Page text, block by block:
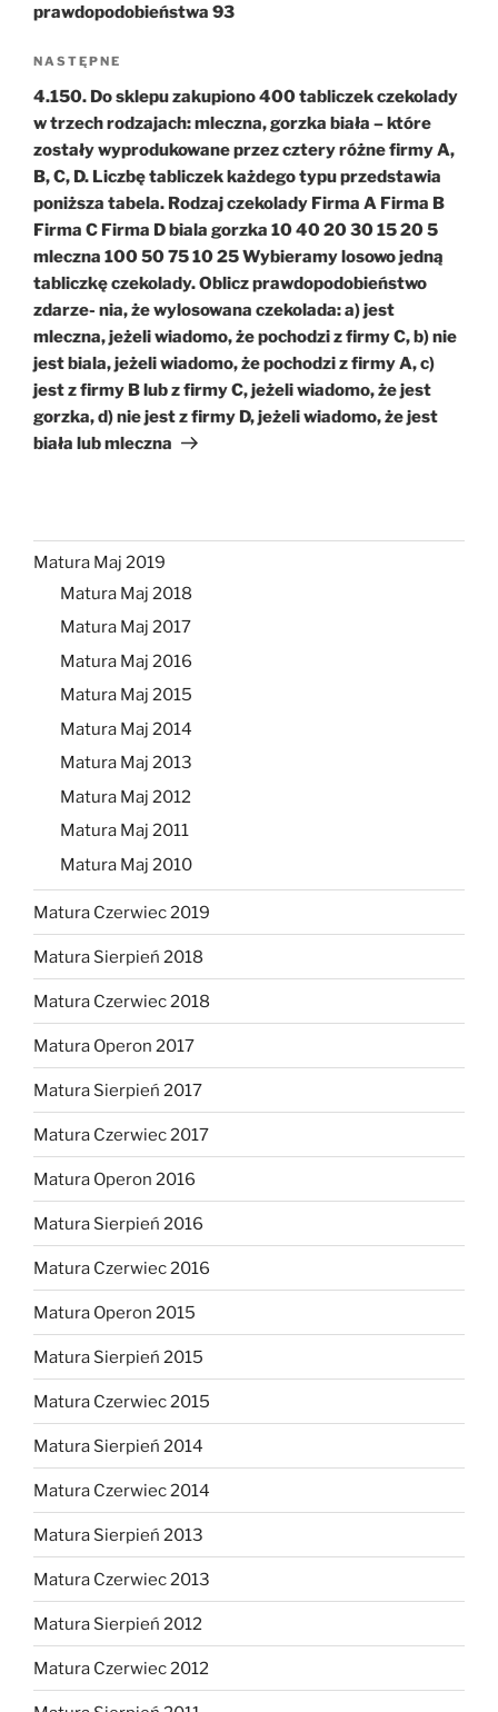
prawdopodobieństwa 93
Następny
wpis
NASTĘPNE
4.150. Do sklepu zakupiono 400 tabliczek czekolady
w trzech rodzajach: mleczna, gorzka biała – które
zostały wyprodukowane przez cztery różne firmy A,
B, C, D. Liczbę tabliczek każdego typu przedstawia
poniższa tabela. Rodzaj czekolady Firma A Firma B
Firma C Firma D biala gorzka 10 40 20 30 15 20 5
mleczna 100 50 75 10 25 Wybieramy losowo jedną
tabliczkę czekolady. Oblicz prawdopodobieństwo
zdarze- nia, że wylosowana czekolada: a) jest
mleczna, jeżeli wiadomo, że pochodzi z firmy C, b) nie
jest biala, jeżeli wiadomo, że pochodzi z firmy A, c)
jest z firmy B lub z firmy C, jeżeli wiadomo, że jest
gorzka, d) nie jest z firmy D, jeżeli wiadomo, że jest
biała lub mleczna
Matura Maj 2019
Matura Maj 2018
Matura Maj 2017
Matura Maj 2016
Matura Maj 2015
Matura Maj 2014
Matura Maj 2013
Matura Maj 2012
Matura Maj 2011
Matura Maj 2010
Matura Czerwiec 2019
Matura Sierpień 2018
Matura Czerwiec 2018
Matura Operon 2017
Matura Sierpień 2017
Matura Czerwiec 2017
Matura Operon 2016
Matura Sierpień 2016
Matura Czerwiec 2016
Matura Operon 2015
Matura Sierpień 2015
Matura Czerwiec 2015
Matura Sierpień 2014
Matura Czerwiec 2014
Matura Sierpień 2013
Matura Czerwiec 2013
Matura Sierpień 2012
Matura Czerwiec 2012